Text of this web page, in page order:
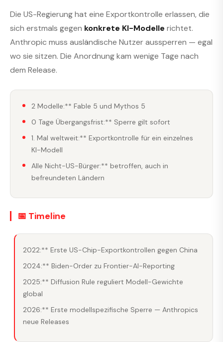
Die US-Regierung hat eine Exportkontrolle erlassen, die
sich erstmals gegen konkrete KI-Modelle richtet.
Anthropic muss ausländische Nutzer aussperren — egal
wo sie sitzen. Die Anordnung kam wenige Tage nach
dem Release.
2 Modelle:** Fable 5 und Mythos 5
0 Tage Übergangsfrist:** Sperre gilt sofort
1. Mal weltweit:** Exportkontrolle für ein einzelnes
KI-Modell
Alle Nicht-US-Bürger:** betroffen, auch in
befreundeten Ländern
📅 Timeline
2022:** Erste US-Chip-Exportkontrollen gegen China
2024:** Biden-Order zu Frontier-AI-Reporting
2025:** Diffusion Rule reguliert Modell-Gewichte
global
2026:** Erste modellspezifische Sperre — Anthropics
neue Releases